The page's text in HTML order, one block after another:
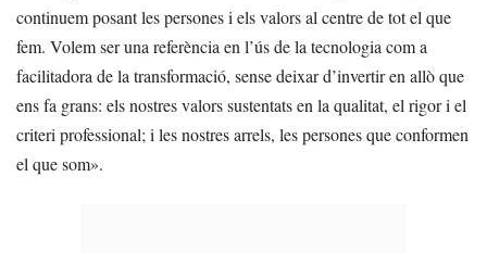
continuem posant les persones i els valors al centre de tot el que
fem. Volem ser una referència en l’ús de la tecnologia com a
facilitadora de la transformació, sense deixar d’invertir en allò que
ens fa grans: els nostres valors sustentats en la qualitat, el rigor i el
criteri professional; i les nostres arrels, les persones que conformen
el que som».